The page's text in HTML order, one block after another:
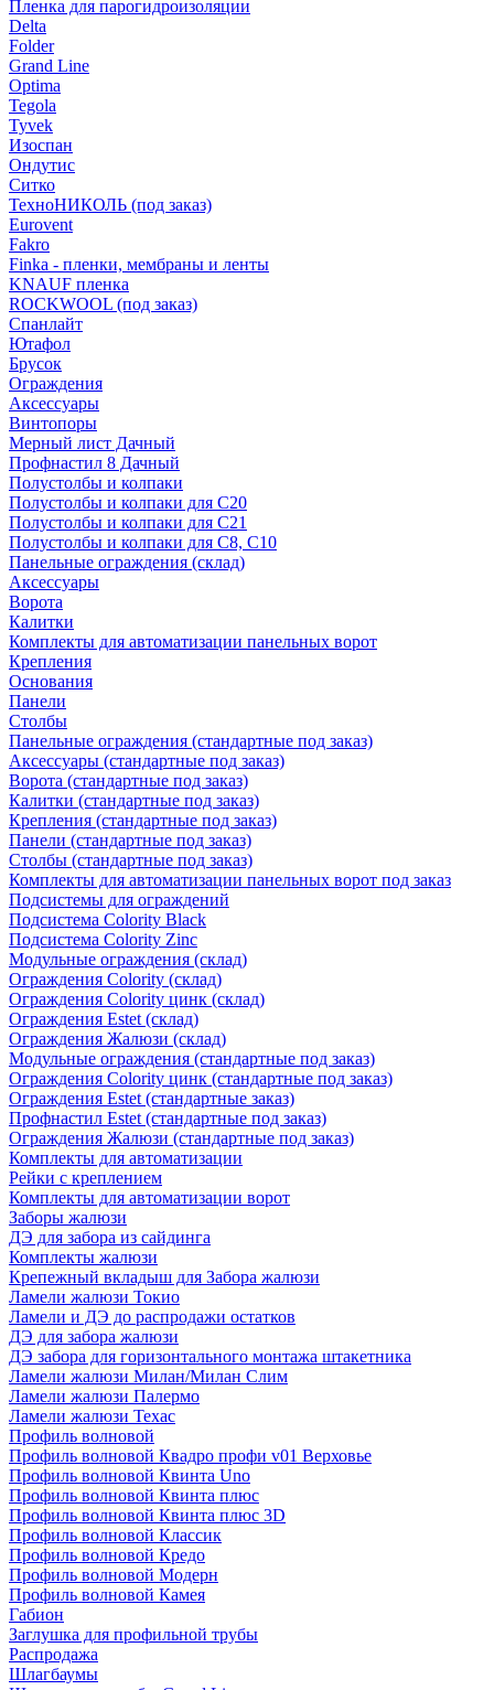
Пленка для парогидроизоляции
Delta
Folder
Grand Line
Optima
Tegola
Tyvek
Изоспан
Ондутис
Ситко
ТехноНИКОЛЬ (под заказ)
Eurovent
Fakro
Finka - пленки, мембраны и ленты
KNAUF пленка
ROCKWOOL (под заказ)
Спанлайт
Ютафол
Брусок
Ограждения
Аксессуары
Винтопоры
Мерный лист Дачный
Профнастил 8 Дачный
Полустолбы и колпаки
Полустолбы и колпаки для С20
Полустолбы и колпаки для С21
Полустолбы и колпаки для С8, С10
Панельные ограждения (склад)
Аксессуары
Ворота
Калитки
Комплекты для автоматизации панельных ворот
Крепления
Основания
Панели
Столбы
Панельные ограждения (стандартные под заказ)
Аксессуары (стандартные под заказ)
Ворота (стандартные под заказ)
Калитки (стандартные под заказ)
Крепления (стандартные под заказ)
Панели (стандартные под заказ)
Столбы (стандартные под заказ)
Комплекты для автоматизации панельных ворот под заказ
Подсистемы для ограждений
Подсистема Colority Black
Подсистема Colority Zinc
Модульные ограждения (склад)
Ограждения Colority (склад)
Ограждения Colority цинк (склад)
Ограждения Estet (склад)
Ограждения Жалюзи (склад)
Модульные ограждения (стандартные под заказ)
Ограждения Colority цинк (стандартные под заказ)
Ограждения Estet (стандартные заказ)
Профнастил Estet (стандартные под заказ)
Ограждения Жалюзи (стандартные под заказ)
Комплекты для автоматизации
Рейки с креплением
Комплекты для автоматизации ворот
Заборы жалюзи
ДЭ для забора из сайдинга
Комплекты жалюзи
Крепежный вкладыш для Забора жалюзи
Ламели жалюзи Токио
Ламели и ДЭ до распродажи остатков
ДЭ для забора жалюзи
ДЭ забора для горизонтального монтажа штакетника
Ламели жалюзи Милан/Милан Слим
Ламели жалюзи Палермо
Ламели жалюзи Техас
Профиль волновой
Профиль волновой Квадро профи v01 Верховье
Профиль волновой Квинта Uno
Профиль волновой Квинта плюс
Профиль волновой Квинта плюс 3D
Профиль волновой Классик
Профиль волновой Кредо
Профиль волновой Модерн
Профиль волновой Камея
Габион
Заглушка для профильной трубы
Распродажа
Шлагбаумы